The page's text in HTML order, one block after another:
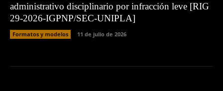
administrativo disciplinario por infracción leve [RIG
29-2026-IGPNP/SEC-UNIPLA]
Formatos y modelos 11 de julio de 2026